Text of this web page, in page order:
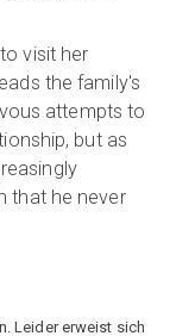
visit her
the family's
attempts to
but as
that he never
Leider erweist sich